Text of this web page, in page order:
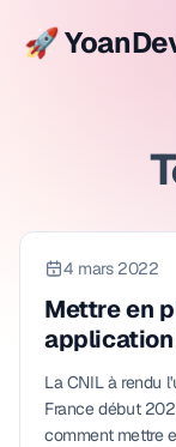
🚀
4 mars 2022
Mettre en
RGPD
La CNIL à rendu
France début
comment mettre